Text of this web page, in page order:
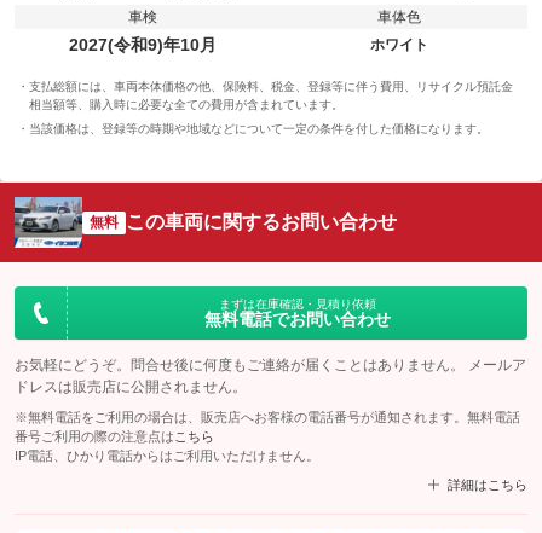
車検
2027(令和9)年10月
車体色
ホワイト
支払総額には、車両本体価格の他、保険料、税金、登録等に伴う費用、リサイクル預託金
相当額等、購入時に必要な全ての費用が含まれています。
当該価格は、登録等の時期や地域などについて一定の条件を付した価格になります。
無料 この車両に関するお問い合わせ
まずは在庫確認・見積り依頼
無料電話でお問い合わせ
お気軽にどうぞ。問合せ後に何度もご連絡が届くことはありません。 メールア
ドレスは販売店に公開されません。
※無料電話をご利用の場合は、販売店へお客様の電話番号が通知されます。無料電話
番号ご利用の際の注意点は こちら
IP電話、ひかり電話からはご利用いただけません。
詳細はこちら